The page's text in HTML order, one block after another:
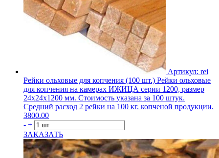
Артикул: rei
Рейки ольховые для копчения (100 шт.) Рейки ольховые
для копчения на камерах ИЖИЦА серии 1200, размер
24х24х1200 мм. Стоимость указана за 100 штук.
Средний расход 2 рейки на 100 кг. копченой продукции.
3800.00
- +
ЗАКАЗАТЬ